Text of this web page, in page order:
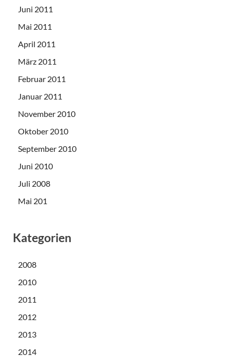
Juni 2011
Mai 2011
April 2011
März 2011
Februar 2011
Januar 2011
November 2010
Oktober 2010
September 2010
Juni 2010
Juli 2008
Mai 201
Kategorien
2008
2010
2011
2012
2013
2014